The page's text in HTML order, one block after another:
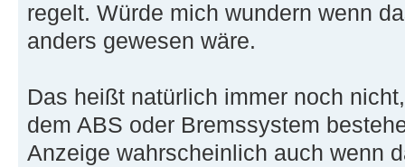
regelt. Würde mich wundern wenn
anders gewesen wäre.
Das heißt natürlich immer noch
dem ABS oder Bremssystem
Anzeige wahrscheinlich auch wenn